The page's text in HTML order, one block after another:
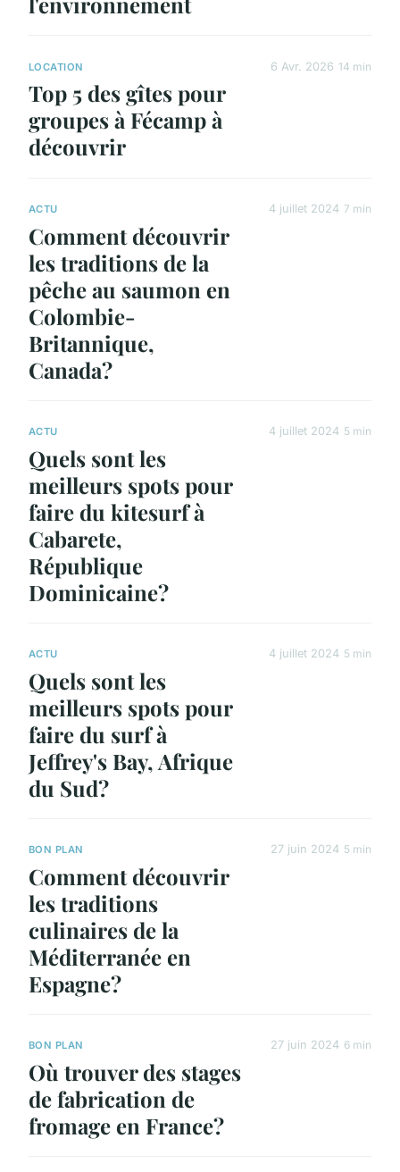
LOCATION
Top 5 des gîtes pour
groupes à Fécamp à
découvrir
6 Avr. 2026 14 min
ACTU
Comment découvrir
les traditions de la
pêche au saumon en
Colombie-
Britannique,
Canada?
4 juillet 2024 7 min
ACTU
Quels sont les
meilleurs spots pour
faire du kitesurf à
Cabarete,
République
Dominicaine?
4 juillet 2024 5 min
ACTU
Quels sont les
meilleurs spots pour
faire du surf à
Jeffrey's Bay, Afrique
du Sud?
4 juillet 2024 5 min
BON PLAN
Comment découvrir
les traditions
culinaires de la
Méditerranée en
Espagne?
27 juin 2024 5 min
BON PLAN
Où trouver des stages
de fabrication de
fromage en France?
27 juin 2024 6 min